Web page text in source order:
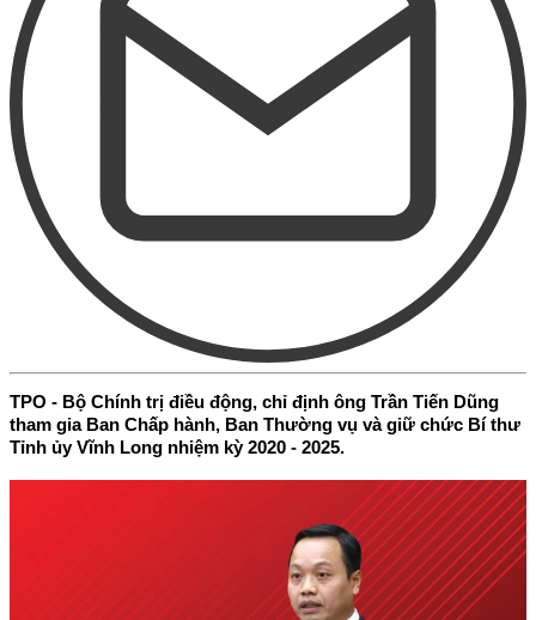
TPO - Bộ Chính trị điều động, chỉ định ông Trần Tiến Dũng
tham gia Ban Chấp hành, Ban Thường vụ và giữ chức Bí thư
Tỉnh ủy Vĩnh Long nhiệm kỳ 2020 - 2025.